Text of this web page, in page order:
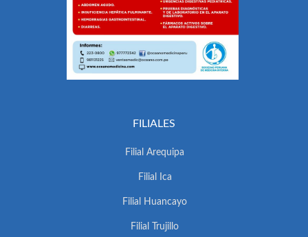
FILIALES
Filial Arequipa
Filial Ica
Filial Huancayo
Filial Trujillo